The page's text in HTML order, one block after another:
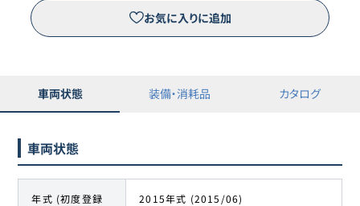
お気に入りに追加
車両状態 装備・消耗品 カタログ
車両状態
年式 (初度登録
2015年式 (2015/06)